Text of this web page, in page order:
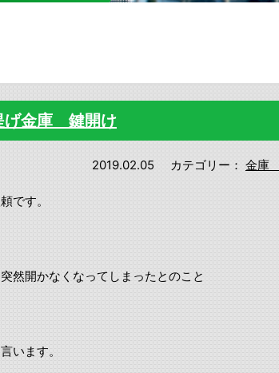
金庫 鍵開け
2019.02.05 カテゴリー： 金庫
です。
然開かなくなってしまったとのこと
います。